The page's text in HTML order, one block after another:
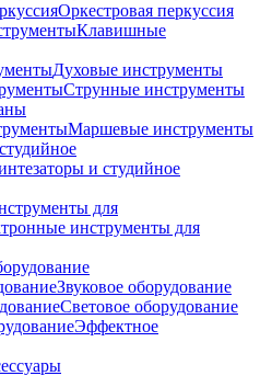
Оркестровая перкуссия
Клавишные
Духовые инструменты
Струнные инструменты
Маршевые инструменты
и студийное
для
инструменты для
Звуковое оборудование
Световое оборудование
Эффектное